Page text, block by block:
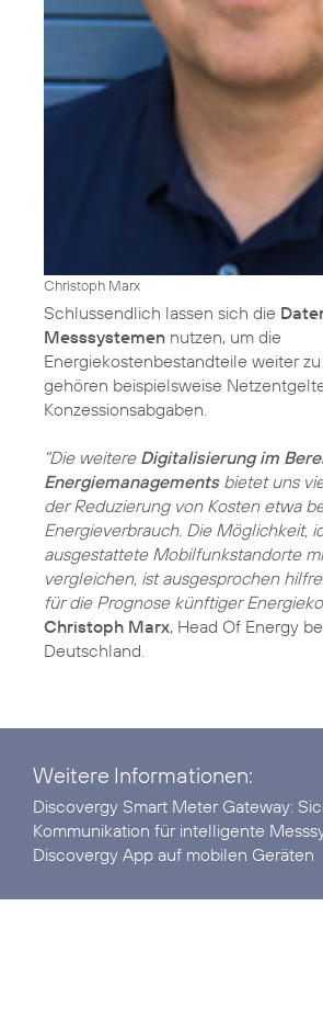
Christoph Marx
Schlussendlich lassen sich die
Messsystemen nutzen, um die
Energiekostenbestandteile weiter
gehören beispielsweise
Konzessionsabgaben.
"Die weitere Digitalisierung im
Energiemanagementsbietet uns
der Reduzierung von Kosten etwa
Energieverbrauch. Die Möglichkeit,
ausgestattete Mobilfunkstandorte
vergleichen, ist ausgesprochen
für die Prognose künftiger
Christoph Marx, Head Of Energy
Deutschland.
Weitere Informationen:
Discovergy Smart Meter Gateway:
Kommunikation für intelligente
Discovergy App auf mobilen Geräten